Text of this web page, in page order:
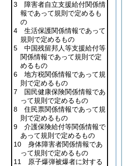
3 障害者自立支援給付関係情
報であって規則で定めるも
の
4 生活保護関係情報であって
規則で定めるもの
5 中国残留邦人等支援給付等
関係情報であって規則で定
めるもの
6 地方税関係情報であって規
則で定めるもの
7 国民健康保険関係情報であ
って規則で定めるもの
8 住民票関係情報であって規
則で定めるもの
9 介護保険給付等関係情報で
あって規則で定めるもの
10 身体障害者関係情報であ
って規則で定めるもの
11 原子爆弾被爆者に対する